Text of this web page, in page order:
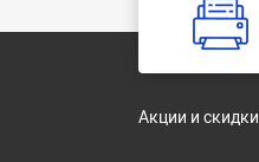
Акции и скидки